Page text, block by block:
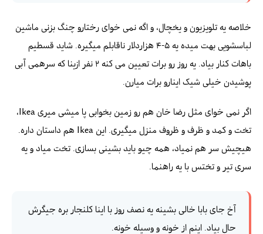
خلاصه یه تلویزیون و یخچال، و اگه نمی خوای رختارو چنگ بزنی ماشین
لباسشویی بهت میده یه ۵-۴ هزاردلار ناقابلم میگیره. شاید قسطیم
باهات کنار بیاد. یه روز رو برات تعیین می کنه ۲ نفر ازینا که سرهمی آبی
پوشیدن خیلی شیک اینارو برات میارن.
اگر نمی خوای مثل رضا خان هم رو زمین بخوابی پا میشی میری Ikea،
تخت و کمد و ظرف و ظروف منزل میگیری. این Ikea هم داستان داره.
هیچیش سر هم نمیاد، همه چیو باید بشینی بسازی. تخت میاد و یه
سری تیر و تختس با یه راهنما.
آخ جای بابا خالی بشینه یه نصف روز با اینا کلنجار بره جیگرش
حال بیاد. اینم از خونه و وسیله خونه.